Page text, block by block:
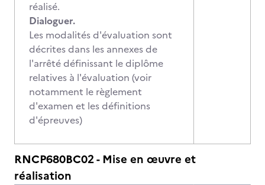
réalisé.
Dialoguer.
Les modalités d'évaluation sont
décrites dans les annexes de
l'arrêté définissant le diplôme
relatives à l'évaluation (voir
notamment le règlement
d'examen et les définitions
d'épreuves)
RNCP680BC02 - Mise en œuvre et
réalisation